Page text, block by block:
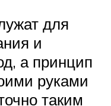
для
и
а принцип
руками
таким